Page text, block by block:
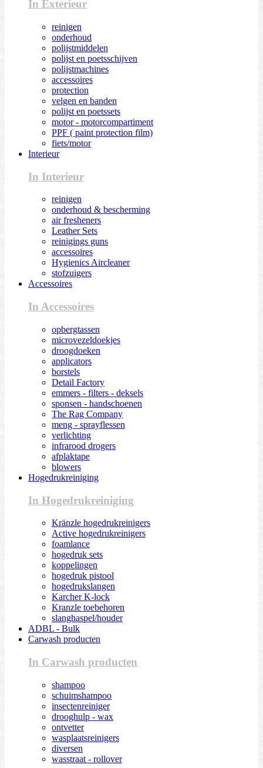
In Exterieur
reinigen
onderhoud
polijstmiddelen
polijst en poetsschijven
polijstmachines
accessoires
protection
velgen en banden
polijst en poetssets
motor - motorcompartiment
PPF ( paint protection film)
fiets/motor
Interieur
In Interieur
reinigen
onderhoud & bescherming
air fresheners
Leather Sets
reinigings guns
accessoires
Hygienics Aircleaner
stofzuigers
Accessoires
In Accessoires
opbergtassen
microvezeldoekjes
droogdoeken
applicators
borstels
Detail Factory
emmers - filters - deksels
sponsen - handschoenen
The Rag Company
meng - sprayflessen
verlichting
infrarood drogers
afplaktape
blowers
Hogedrukreiniging
In Hogedrukreiniging
Kränzle hogedrukreinigers
Active hogedrukreinigers
foamlance
hogedruk sets
koppelingen
hogedruk pistool
hogedrukslangen
Karcher K-lock
Kranzle toebehoren
slanghaspel/houder
ADBL - Bulk
Carwash producten
In Carwash producten
shampoo
schuimshampoo
insectenreiniger
drooghulp - wax
ontvetter
wasplaatsreinigers
diversen
wasstraat - rollover